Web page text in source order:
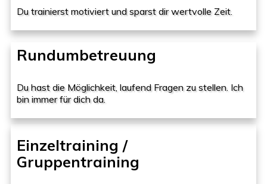
Du trainierst motiviert und sparst dir wertvolle Zeit.
Rundumbetreuung
Du hast die Möglichkeit, laufend Fragen zu stellen. Ich
bin immer für dich da.
Einzeltraining /
Gruppentraining